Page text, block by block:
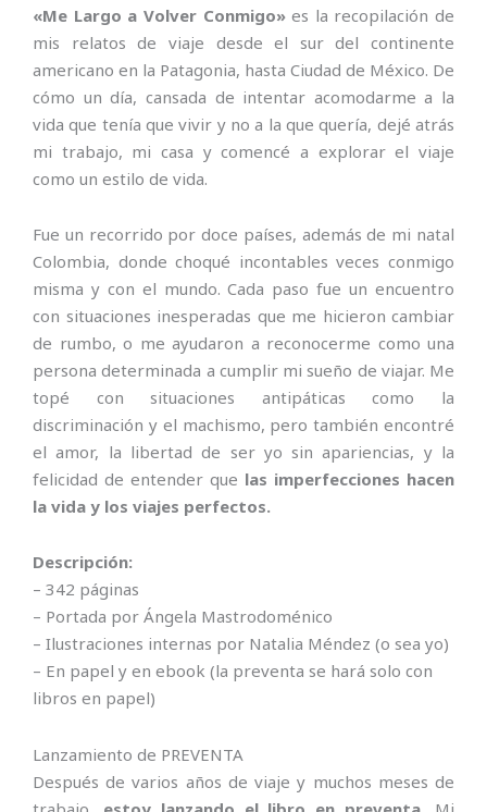
«Me Largo a Volver Conmigo»es la recopilación de
mis relatos de viaje desde el sur del continente
americano en la Patagonia, hasta Ciudad de México. De
cómo un día, cansada de intentar acomodarme a la
vida que tenía que vivir y no a la que quería, dejé atrás
mi trabajo, mi casa y comencé a explorar el viaje
como un estilo de vida.
Fue un recorrido por doce países, además de mi natal
Colombia, donde choqué incontables veces conmigo
misma y con el mundo. Cada paso fue un encuentro
con situaciones inesperadas que me hicieron cambiar
de rumbo, o me ayudaron a reconocerme como una
persona determinada a cumplir mi sueño de viajar. Me
topé con situaciones antipáticas como la
discriminación y el machismo, pero también encontré
el amor, la libertad de ser yo sin apariencias, y la
felicidad de entender que las imperfecciones hacen
la vida y los viajes perfectos.
Descripción:
– 342 páginas
– Portada por Ángela Mastrodoménico
– Ilustraciones internas por Natalia Méndez (o sea yo)
– En papel y en ebook (la preventa se hará solo con
libros en papel)
Lanzamiento de PREVENTA
Después de varios años de viaje y muchos meses de